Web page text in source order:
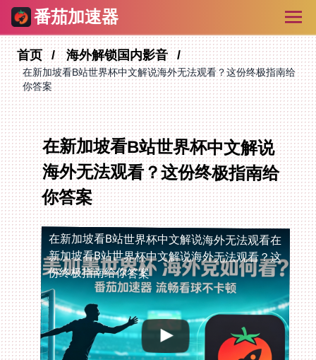
番茄加速器
首页 海外解锁国内影音
在新加坡看B站世界杯中文解说海外无法观看？这份终极指南给
你答案
在新加坡看B站世界杯中文解说
海外无法观看？这份终极指南给
你答案
在新加坡看B站世界杯中文解说海外无法观看在
新加坡看B站世界杯中文解说海外无法观看？这
份终极指南给你答案